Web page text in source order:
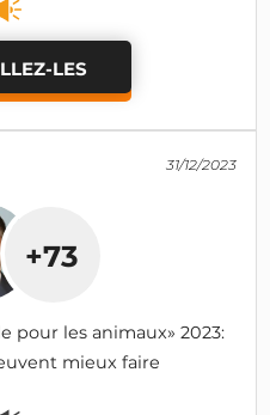
LES
31/12/2023
+73
pour les animaux» 2023:
mieux faire